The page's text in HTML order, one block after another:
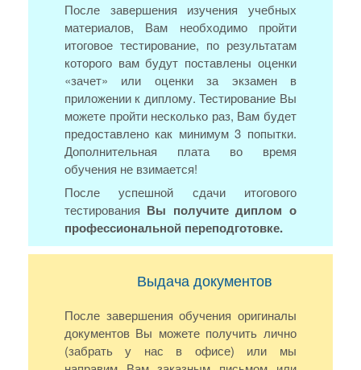
После завершения изучения учебных
материалов, Вам необходимо пройти
итоговое тестирование, по результатам
которого вам будут поставлены оценки
«зачет» или оценки за экзамен в
приложении к диплому. Тестирование Вы
можете пройти несколько раз, Вам будет
предоставлено как минимум 3 попытки.
Дополнительная плата во время
обучения не взимается!
После успешной сдачи итогового
тестирования Вы получите диплом о
профессиональной переподготовке.
Выдача документов
После завершения обучения оригиналы
документов Вы можете получить лично
(забрать у нас в офисе) или мы